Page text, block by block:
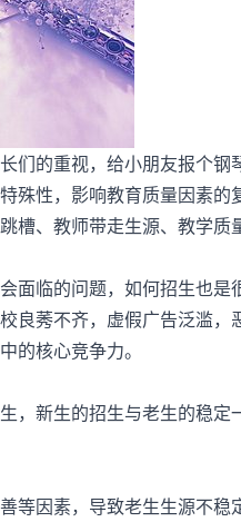
们的重视，给小朋友报个钢
殊性，影响教育质量因素
槽、教师带走生源、教学
面临的问题，如何招生也是
良莠不齐，虚假广告泛滥，
的核心竞争力。
，新生的招生与老生的稳
等因素，导致老生生源不